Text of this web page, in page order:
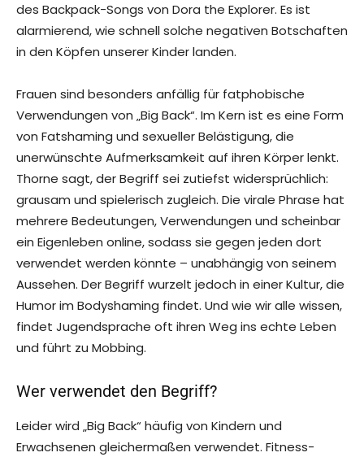
des Backpack-Songs von Dora the Explorer. Es ist
alarmierend, wie schnell solche negativen Botschaften
in den Köpfen unserer Kinder landen.
Frauen sind besonders anfällig für fatphobische
Verwendungen von „Big Back“. Im Kern ist es eine Form
von Fatshaming und sexueller Belästigung, die
unerwünschte Aufmerksamkeit auf ihren Körper lenkt.
Thorne sagt, der Begriff sei zutiefst widersprüchlich:
grausam und spielerisch zugleich. Die virale Phrase hat
mehrere Bedeutungen, Verwendungen und scheinbar
ein Eigenleben online, sodass sie gegen jeden dort
verwendet werden könnte – unabhängig von seinem
Aussehen. Der Begriff wurzelt jedoch in einer Kultur, die
Humor im Bodyshaming findet. Und wie wir alle wissen,
findet Jugendsprache oft ihren Weg ins echte Leben
und führt zu Mobbing.
Wer verwendet den Begriff?
Leider wird „Big Back“ häufig von Kindern und
Erwachsenen gleichermaßen verwendet. Fitness-